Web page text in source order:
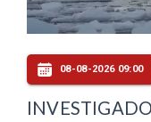
08-08-2026 09:00